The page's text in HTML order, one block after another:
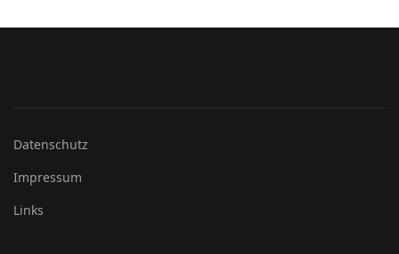
Datenschutz
Impressum
Links